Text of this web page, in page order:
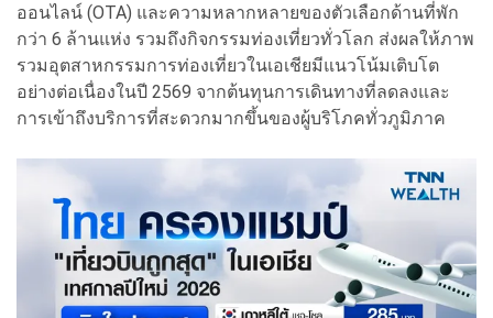
ออนไลน์ (OTA) และความหลากหลายของตัวเลือกด้านที่พัก
กว่า 6 ล้านแห่ง รวมถึงกิจกรรมท่องเที่ยวทั่วโลก ส่งผลให้ภาพ
รวมอุตสาหกรรมการท่องเที่ยวในเอเชียมีแนวโน้มเติบโต
อย่างต่อเนื่องในปี 2569 จากต้นทุนการเดินทางที่ลดลงและ
การเข้าถึงบริการที่สะดวกมากขึ้นของผู้บริโภคทั่วภูมิภาค